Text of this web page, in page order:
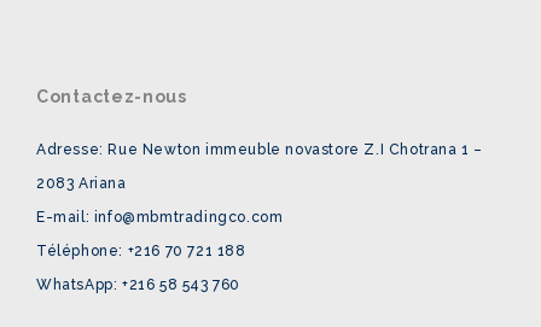
Contactez-nous
Adresse: Rue Newton immeuble novastore Z.I Chotrana 1 –
2083 Ariana
E-mail: info@mbmtradingco.com
Téléphone: +216 70 721 188
WhatsApp: +216 58 543 760